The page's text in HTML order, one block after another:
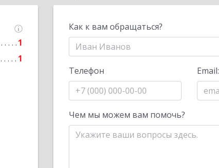
1
1
Как к вам обращаться?
Телефон Email:
Чем мы можем вам помочь?